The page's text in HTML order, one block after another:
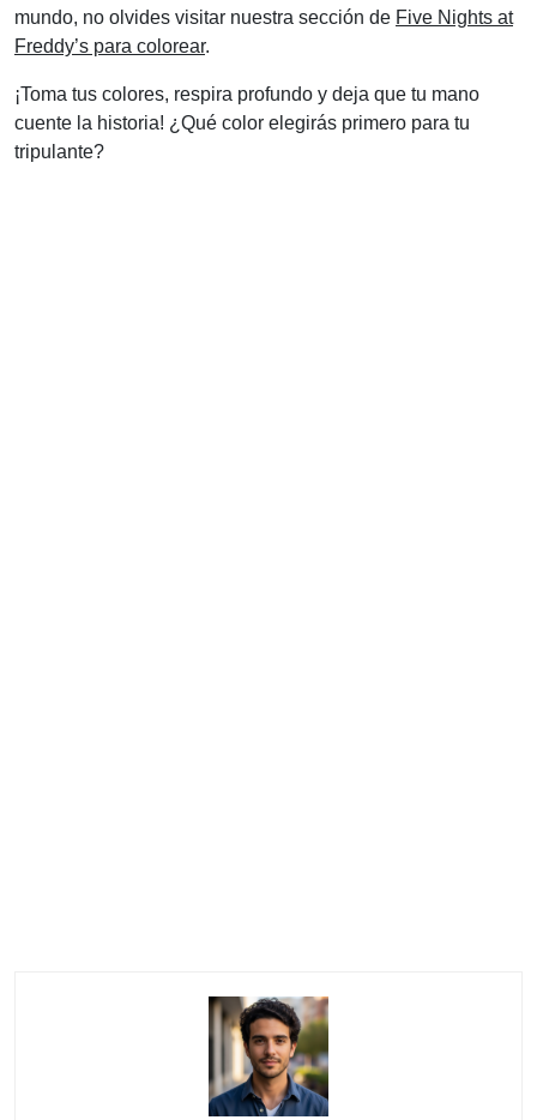
mundo, no olvides visitar nuestra sección de Five Nights at
Freddy’s para colorear.
¡Toma tus colores, respira profundo y deja que tu mano
cuente la historia! ¿Qué color elegirás primero para tu
tripulante?